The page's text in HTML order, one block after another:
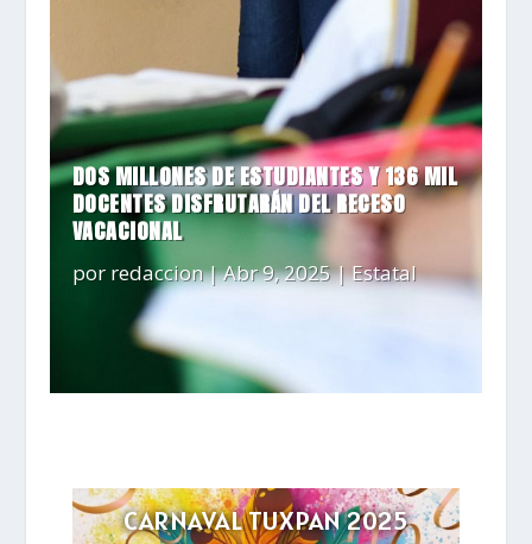
DOS MILLONES DE ESTUDIANTES Y 136 MIL
DOCENTES DISFRUTARÁN DEL RECESO
VACACIONAL
por redaccion|Abr 9, 2025|Estatal
CARNAVAL TUXPAN 2025